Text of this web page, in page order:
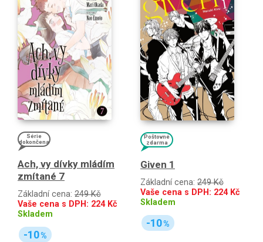
Série
dokončena
Ach, vy dívky mládím
zmítané 7
Základní cena: 249 Kč
Vaše cena s DPH: 224Kč
Skladem
-10%
Poštovné
zdarma
Given 1
Základní cena: 249 Kč
Vaše cena s DPH: 224Kč
Skladem
-10%